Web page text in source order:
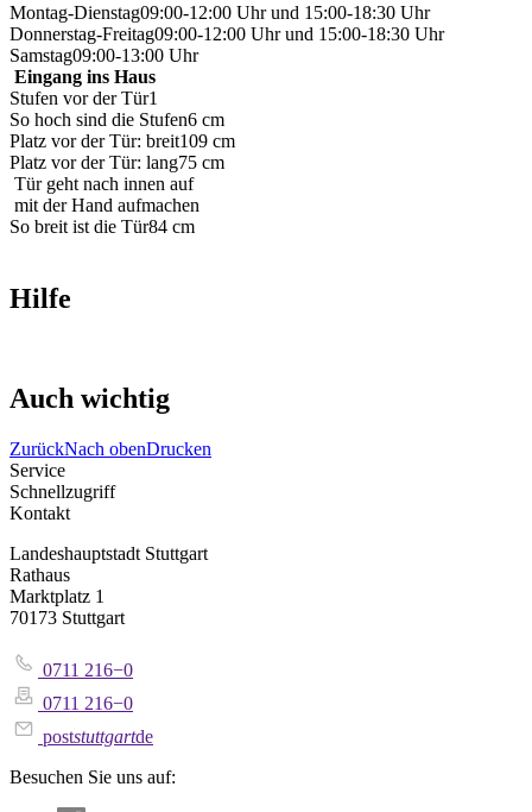
Montag-Dienstag09:00-12:00 Uhr und 15:00-18:30 Uhr
Donnerstag-Freitag09:00-12:00 Uhr und 15:00-18:30 Uhr
Samstag09:00-13:00 Uhr
Eingang ins Haus
Stufen vor der Tür1
So hoch sind die Stufen6 cm
Platz vor der Tür: breit109 cm
Platz vor der Tür: lang75 cm
Tür geht nach innen auf
mit der Hand aufmachen
So breit ist die Tür84 cm
Hilfe
Auch wichtig
ZurückNach obenDrucken
Service
Schnellzugriff
Kontakt
Landeshauptstadt Stuttgart
Rathaus
Marktplatz 1
70173 Stuttgart
0711 216−0
0711 216−0
poststuttgartde
Besuchen Sie uns auf: